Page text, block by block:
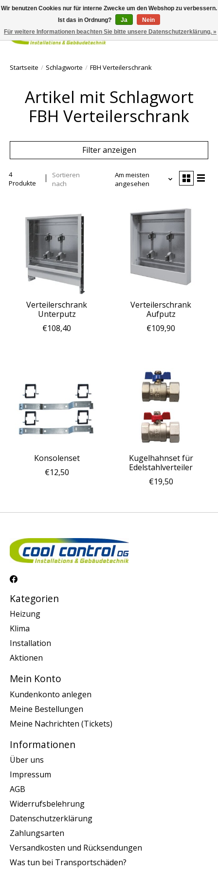
Ihr
Startseite / Schlagworte / FBH Verteilerschrank
Artikel mit Schlagwort
FBH Verteilerschrank
Filter anzeigen
4
Produkte
Sortieren
nach
Am meisten
angesehen
Verteilerschrank
Unterputz
€108,40
Verteilerschrank
Aufputz
€109,90
Konsolenset
€12,50
Kugelhahnset für
Edelstahlverteiler
€19,50
Kategorien
Heizung
Klima
Installation
Aktionen
Mein Konto
Kundenkonto anlegen
Meine Bestellungen
Meine Nachrichten (Tickets)
Informationen
Über uns
Impressum
AGB
Widerrufsbelehrung
Datenschutzerklärung
Zahlungsarten
Versandkosten und Rücksendungen
Was tun bei Transportschäden?
Wir benutzen Cookies nur für interne Zwecke um den Webshop zu verbessern.
Ist das in Ordnung?
Ja
Nein
Für weitere Informationen beachten Sie bitte unsere Datenschutzerklärung. »